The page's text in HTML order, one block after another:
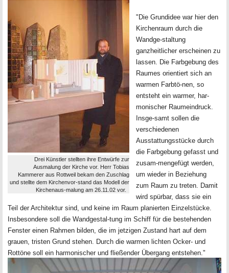
Drei Künstler stellten ihre Entwürfe zur
Ausmalung der Kirche vor. Herr Tobias
Kammerer aus Rottweil bekam den Zuschlag
und stellte dem Kirchenvor-stand das Modell der
Kirchenaus-malung am 26.11.02 vor.
"Die Grundidee war hier den
Kirchenraum durch die
Wandge-staltung
ganzheitlicher erscheinen zu
lassen. Die Farbgebung des
Raumes orientiert sich an
warmen Farbtö-nen, so
entsteht ein warmer, har-
monischer Raumeindruck.
Insge-samt sollen die
verschiedenen
Ausstattungsstücke durch
die Farbgebung gefasst und
zusam-mengefügt werden,
um wieder in Beziehung
zum Raum zu treten. Damit
wird spürbar, dass sie ein
Teil der Architektur sind, und keine im Raum planierten Einzelstücke.
Insbesondere soll die Wandgestal-tung im Schiff für die bestehenden
Fenster einen Rahmen bilden, die im jetzigen Zustand hart auf dem
grauen, tristen Grund stehen. Durch die warmen lichten Ocker- und
Rottöne soll ein harmonischer und fließender Übergang entstehen."